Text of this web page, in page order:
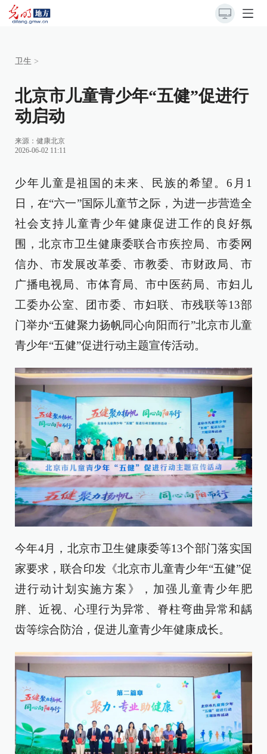
卫生 >
北京市儿童青少年“五健”促进行
动启动
来源： 健康北京
2026-06-02 11:11
少年儿童是祖国的未来、民族的希望。6月1
日，在“六一”国际儿童节之际，为进一步营造全
社会支持儿童青少年健康促进工作的良好氛
围，北京市卫生健康委联合市疾控局、市委网
信办、市发展改革委、市教委、市财政局、市
广播电视局、市体育局、市中医药局、市妇儿
工委办公室、团市委、市妇联、市残联等13部
门举办“五健聚力扬帆同心向阳而行”北京市儿童
青少年“五健”促进行动主题宣传活动。
今年4月，北京市卫生健康委等13个部门落实国
家要求，联合印发《北京市儿童青少年“五健”促
进行动计划实施方案》，加强儿童青少年肥
胖、近视、心理行为异常、脊柱弯曲异常和龋
齿等综合防治，促进儿童青少年健康成长。